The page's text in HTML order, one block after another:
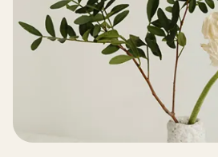
Monument funéraire
Livraison de fleurs
Blog